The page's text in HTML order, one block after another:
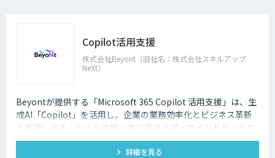
Copilot活用支援
株式会社Beyont（旧社名：株式会社スキルアップ
NeXt）
Beyontが提供する「Microsoft 365 Copilot 活用支援」は、生
成AI「Copilot」を活用し、企業の業務効率化とビジネス革新
を支援します。ツールの使い方に留まらず、マインドセットの
育成、企画設計、活用、実装までを一気通貫でサポートしま
詳細を見る